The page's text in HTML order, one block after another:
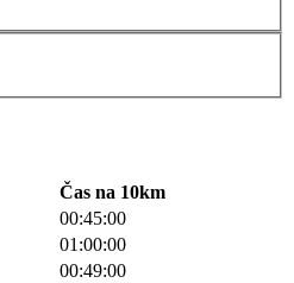
Čas na 10km
00:45:00
01:00:00
00:49:00